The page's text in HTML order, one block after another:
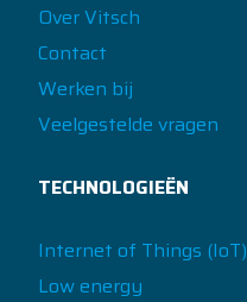
Over Vitsch
Contact
Werken bij
Veelgestelde vragen
TECHNOLOGIEËN
Internet of Things (IoT)
Low energy